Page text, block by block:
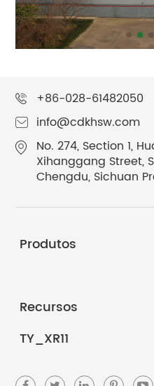
+86-028-61482050
info@cdkhsw.com
No. 274, Section 1,
Xihanggang Street,
Chengdu, Sichuan
Produtos
Recursos
TY_XR11